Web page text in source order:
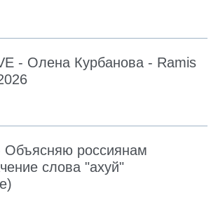
- Олена Курбанова - Ramis
россиянам
слова "ахуй"